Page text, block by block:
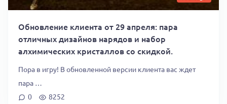
Обновление клиента от 29 апреля: пара
отличных дизайнов нарядов и набор
алхимических кристаллов со скидкой.
Пора в игру! В обновленной версии клиента вас ждет
пара …
0
8252